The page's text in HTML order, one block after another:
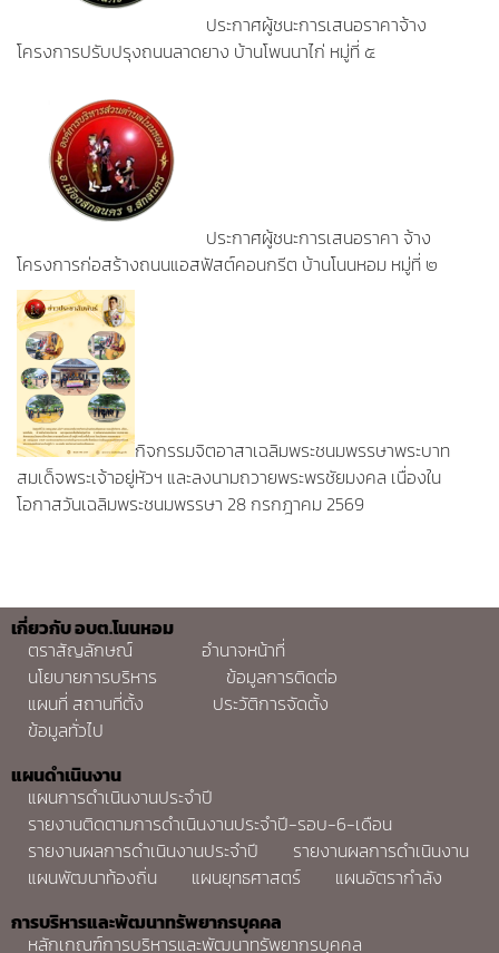
ประกาศผู้ชนะการเสนอราคาจ้าง
โครงการปรับปรุงถนนลาดยาง บ้านโพนนาไก่ หมู่ที่ ๕
ประกาศผู้ชนะการเสนอราคา จ้าง
โครงการก่อสร้างถนนแอสฟัสต์คอนกรีต บ้านโนนหอม หมู่ที่ ๒
กิจกรรมจิตอาสาเฉลิมพระชนมพรรษาพระบาท
สมเด็จพระเจ้าอยู่หัวฯ และลงนามถวายพระพรชัยมงคล เนื่องใน
โอกาสวันเฉลิมพระชนมพรรษา 28 กรกฎาคม 2569
เกี่ยวกับ อบต.โนนหอม
ตราสัญลักษณ์
อำนาจหน้าที่
นโยบายการบริหาร
ข้อมูลการติดต่อ
แผนที่ สถานที่ตั้ง
ประวัติการจัดตั้ง
ข้อมูลทั่วไป
แผนดำเนินงาน
แผนการดำเนินงานประจำปี
รายงานติดตามการดำเนินงานประจำปี-รอบ-6-เดือน
รายงานผลการดำเนินงานประจำปี
รายงานผลการดำเนินงาน
แผนพัฒนาท้องถิ่น
แผนยุทธศาสตร์
แผนอัตรากำลัง
การบริหารและพัฒนาทรัพยากรบุคคล
หลักเกณฑ์การบริหารและพัฒนาทรัพยากรบุคคล